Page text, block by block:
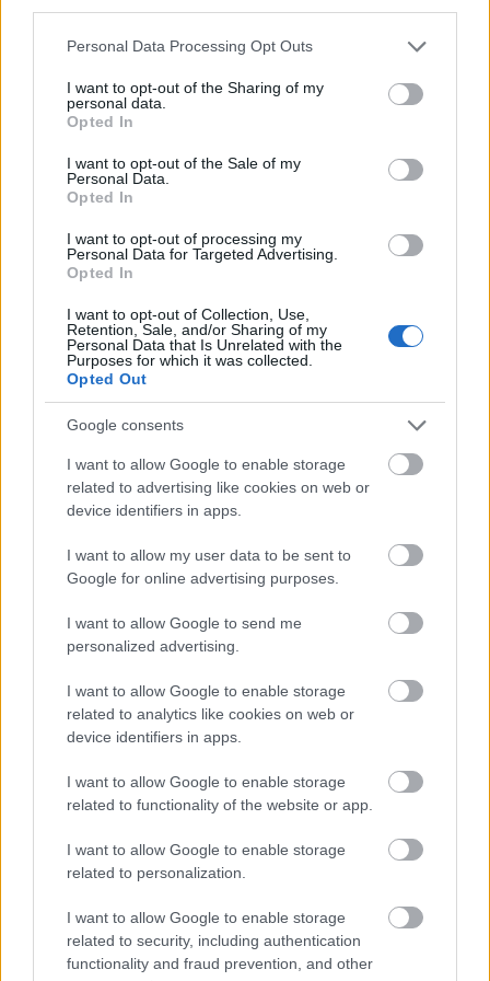
Please note that this website/app uses one or more Google
not limited to your visit or usage behaviour. You may click to
grant or deny consent to Google and its third-party tags to
use your data for below specified purposes in below Google
consent section.
Personal Data Processing Opt Outs
I want to opt-out of the Sharing of my
personal data.
Opted In
I want to opt-out of the Sale of my
Personal Data.
Opted In
I want to opt-out of processing my
Personal Data for Targeted Advertising.
Opted In
I want to opt-out of Collection, Use,
Retention, Sale, and/or Sharing of my
Personal Data that Is Unrelated with the
Purposes for which it was collected.
Opted Out
Google consents
I want to allow Google to enable storage
related to advertising like cookies on web or
device identifiers in apps.
I want to allow my user data to be sent to
Google for online advertising purposes.
I want to allow Google to send me
personalized advertising.
I want to allow Google to enable storage
related to analytics like cookies on web or
device identifiers in apps.
I want to allow Google to enable storage
related to functionality of the website or app.
I want to allow Google to enable storage
related to personalization.
I want to allow Google to enable storage
related to security, including authentication
functionality and fraud prevention, and other
επιπλέον χρόνια ζωής
Η Apple αποφασίζει ποιος μένει και ποιος φεύγει και
οι κανόνες δεν είναι ίδιοι για όλους